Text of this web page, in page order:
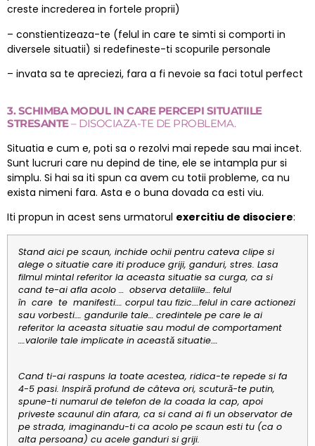
creste increderea in fortele proprii)
– constientizeaza-te (felul in care te simti si comporti in
diversele situatii) si redefineste-ti scopurile personale
– invata sa te apreciezi, fara a fi nevoie sa faci totul perfect
3. SCHIMBA MODUL IN CARE PERCEPI SITUATIILE
STRESANTE– DISOCIAZA-TE DE PROBLEMA.
Situatia e cum e, poti sa o rezolvi mai repede sau mai incet.
Sunt lucruri care nu depind de tine, ele se intampla pur si
simplu. Si hai sa iti spun ca avem cu totii probleme, ca nu
exista nimeni fara. Asta e o buna dovada ca esti viu.
Iti propun in acest sens urmatorul exercitiu de disociere:
Stand aici pe scaun, inchide ochii pentru cateva clipe si
alege o situatie care iti produce griji, ganduri, stres. Lasa
filmul mintal referitor la aceasta situatie sa curga, ca si
cand te-ai afla acolo … observa detaliile… felul
în care te manifesti…. corpul tau fizic….felul in care actionezi
sau vorbesti…. gandurile tale… credintele pe care le ai
referitor la aceasta situatie sau modul de comportament
….valorile tale implicate in această situatie….
Cand ti-ai raspuns la toate acestea, ridica-te repede si fa
4-5 pasi. Inspiră profund de câteva ori, scutură-te putin,
spune-ti numarul de telefon de la coada la cap, apoi
priveste scaunul din afara, ca si cand ai fi un observator de
pe strada, imaginandu-ti ca acolo pe scaun esti tu (ca o
alta persoana) cu acele ganduri si griji.